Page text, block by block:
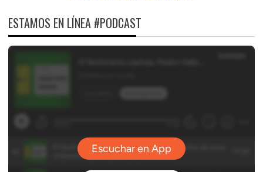
ESTAMOS EN LÍNEA #PODCAST